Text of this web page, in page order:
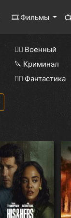
🎞 Фильмы
👨‍✈️ Военный
🔪 Криминал
🧙‍♀️ Фантастика